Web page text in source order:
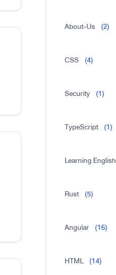
About-Us (2)
CSS (4)
Security (1)
TypeScript (1)
Learning English
Rust (5)
Angular (16)
HTML (14)